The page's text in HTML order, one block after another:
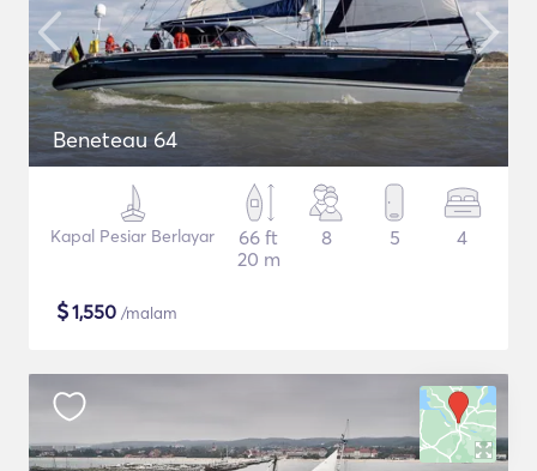
Beneteau 64
Kapal Pesiar Berlayar
66 ft
20 m
8 5 4
$1,550 /malam